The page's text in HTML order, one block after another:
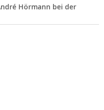
Hörmann bei der